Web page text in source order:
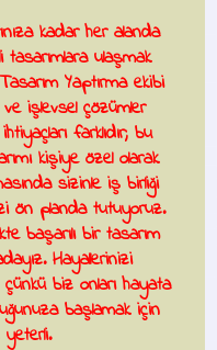
kadar her alanda
ulaşmak
Yaptırmaekibi
ve işlevsel çözümler
farklıdır; bu
kişiye özel olarak
sizinle iş birliği
ön planda tutuyoruz.
başarılı bir tasarım
Hayallerinizi
biz onları hayata
başlamak için